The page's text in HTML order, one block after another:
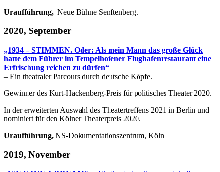
Uraufführung, Neue Bühne Senftenberg.
2020, September
„1934 – STIMMEN. Oder: Als mein Mann das große Glück
hatte dem Führer im Tempelhofener Flughafenrestaurant eine
Erfrischung reichen zu dürfen“
– Ein theatraler Parcours durch deutsche Köpfe.
Gewinner des Kurt-Hackenberg-Preis für politisches Theater 2020.
In der erweiterten Auswahl des Theatertreffens 2021 in Berlin und
nominiert für den Kölner Theaterpreis 2020.
Uraufführung, NS-Dokumentationszentrum, Köln
2019, November